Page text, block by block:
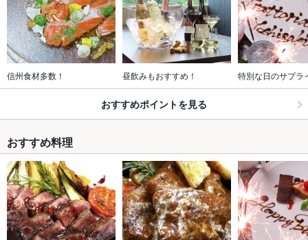
信州食材多数！ 昼飲みもおすすめ！ 特別な日のサプラ
おすすめポイントを見る
おすすめ料理